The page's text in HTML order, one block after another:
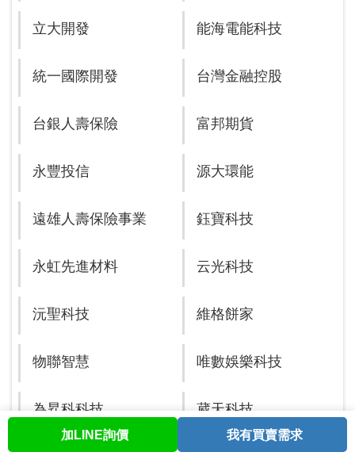
股票查詢 與我聯繫 會員中心
立大開發 能海電能科技
統一國際開發 台灣金融控股
台銀人壽保險 富邦期貨
永豐投信 源大環能
遠雄人壽保險事業 鈺寶科技
永虹先進材料 云光科技
沅聖科技 維格餅家
物聯智慧 唯數娛樂科技
為昇科科技 葳天科技
加LINE詢價 我有買賣需求